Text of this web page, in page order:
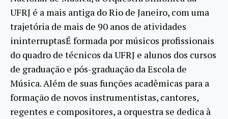
UFRJ é a mais antiga do Rio de Janeiro, com uma
trajetória de mais de 90 anos de atividades
ininterruptasÉ formada por músicos profissionais
do quadro de técnicos da UFRJ e alunos dos cursos
de graduação e pós-graduação da Escola de
Música. Além de suas funções acadêmicas para a
formação de novos instrumentistas, cantores,
regentes e compositores, a orquestra se dedica à